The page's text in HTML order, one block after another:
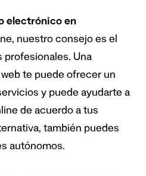
electrónico en
nuestro consejo es el
Una
te puede ofrecer un
y puede ayudarte a
de acuerdo a tus
también puedes
autónomos.